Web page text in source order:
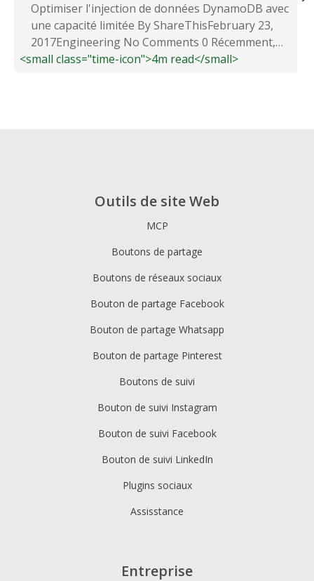
Optimiser l'injection de données DynamoDB avec
une capacité limitée By ShareThisFebruary 23,
2017Engineering No Comments 0 Récemment,
nous...
<small class="time-icon">4m read</small>
Outils de site Web
MCP
Boutons de partage
Boutons de réseaux sociaux
Bouton de partage Facebook
Bouton de partage Whatsapp
Bouton de partage Pinterest
Boutons de suivi
Bouton de suivi Instagram
Bouton de suivi Facebook
Bouton de suivi LinkedIn
Plugins sociaux
Assisstance
Entreprise